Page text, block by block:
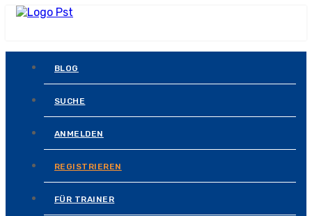
BLOG
SUCHE
ANMELDEN
REGISTRIEREN
FÜR TRAINER